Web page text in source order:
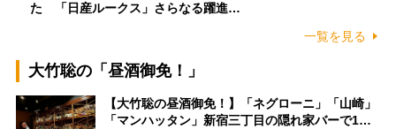
た 「日産ルークス」さらなる躍進…
一覧を見る
大竹聡の「昼酒御免！」
【大竹聡の昼酒御免！】「ネグローニ」「山崎」
「マンハッタン」新宿三丁目の隠れ家バーで1…